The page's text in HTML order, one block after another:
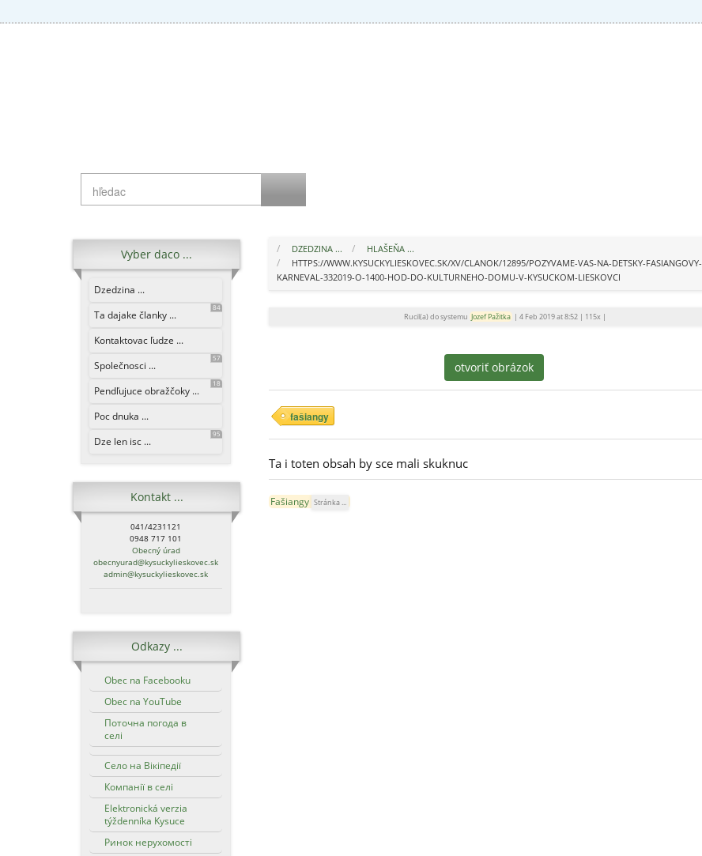
Vyber daco ...
Dzedzina ...
Ta dajake članky ...
84
Kontaktovac ľudze ...
Společnosci ...
57
Pendľujuce obražčoky ...
18
Poc dnuka ...
Dze len isc ...
95
Kontakt ...
041/4231121
0948 717 101
Obecný úrad
obecnyurad@kysuckylieskovec.sk
admin@kysuckylieskovec.sk
Odkazy ...
Obec na Facebooku
Obec na YouTube
Поточна погода в
селі
Село на Вікіпедії
Компанії в селі
Elektronická verzia
týždenníka Kysuce
Ринок нерухомості
DZEDZINA ...
HLAŠEŇA ...
HTTPS://WWW.KYSUCKYLIESKOVEC.SK/XV/CLANOK/12895/POZYVAME-VAS-NA-DETSKY-FASIANGOVY-
KARNEVAL-332019-O-1400-HOD-DO-KULTURNEHO-DOMU-V-KYSUCKOM-LIESKOVCI
Rucil(a) do systemu Jozef Pažitka| 4 Feb 2019 at 8:52 | 115x|
otvoriť obrázok
fašiangy
Ta i toten obsah by sce mali skuknuc
Fašiangy Stránka ...